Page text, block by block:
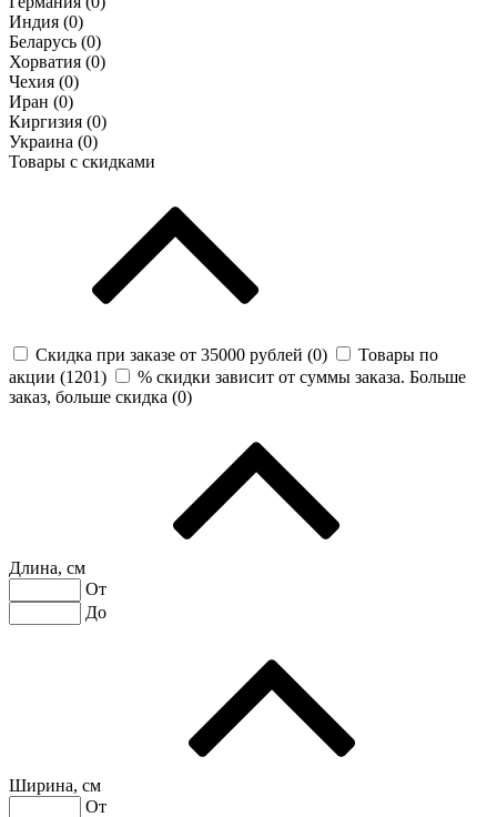
Индия (0)
Беларусь (0)
Хорватия (0)
Чехия (0)
Иран (0)
Киргизия (0)
Украина (0)
Товары с скидками
Скидка при заказе от 35000 рублей (0)
Товары по
акции (1201)
% скидки зависит от суммы заказа. Больше
заказ, больше скидка (0)
Длина, см
От
До
Ширина, см
От